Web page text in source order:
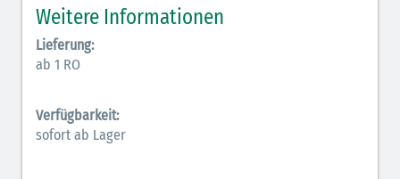
Antiarrhythmika (rot-blau)
Elektrolyte (grün-pink)
Elektrolyte NaCl (grün)
Weitere Informationen
Lieferung:
ab 1 RO
Verfügbarkeit:
sofort ab Lager